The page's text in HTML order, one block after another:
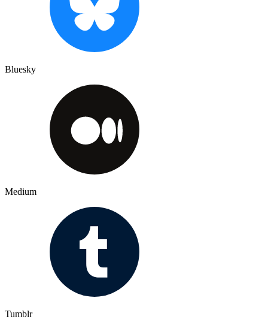
Bluesky
Medium
Tumblr